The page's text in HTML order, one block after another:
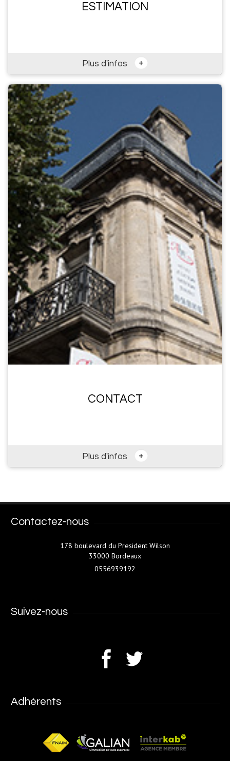
ESTIMATION
Plus d'infos +
CONTACT
Plus d'infos +
Contactez-nous
178 boulevard du President Wilson
33000 Bordeaux
0556939192
Suivez-nous
Adhérents